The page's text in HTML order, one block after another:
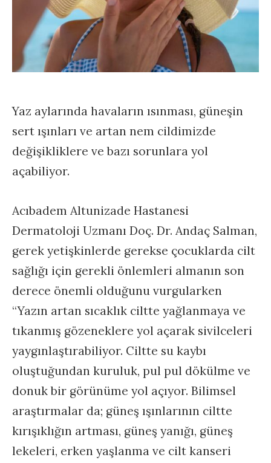
Yaz aylarında havaların ısınması, güneşin
sert ışınları ve artan nem cildimizde
değişikliklere ve bazı sorunlara yol
açabiliyor.
Acıbadem Altunizade Hastanesi
Dermatoloji Uzmanı Doç. Dr. Andaç Salman,
gerek yetişkinlerde gerekse çocuklarda cilt
sağlığı için gerekli önlemleri almanın son
derece önemli olduğunu vurgularken
“Yazın artan sıcaklık ciltte yağlanmaya ve
tıkanmış gözeneklere yol açarak sivilceleri
yaygınlaştırabiliyor. Ciltte su kaybı
oluştuğundan kuruluk, pul pul dökülme ve
donuk bir görünüme yol açıyor. Bilimsel
araştırmalar da; güneş ışınlarının ciltte
kırışıklığın artması, güneş yanığı, güneş
lekeleri, erken yaşlanma ve cilt kanseri